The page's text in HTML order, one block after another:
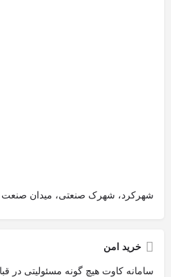
شهرکرد، شهرک صنعتی، میدان صنعت
خرید امن
سامانه کاوت هیچ گونه مسئولیتی در